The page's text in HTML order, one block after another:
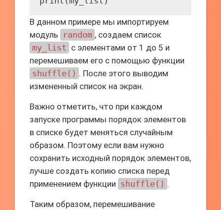
В данном примере мы импортируем
модуль
random , создаем список
my_list с элементами от 1 до 5 и
перемешиваем его с помощью функции
shuffle() . После этого выводим
измененный список на экран.
Важно отметить, что при каждом
запуске программы порядок элементов
в списке будет меняться случайным
образом. Поэтому если вам нужно
сохранить исходный порядок элементов,
лучше создать копию списка перед
применением функции shuffle() .
Таким образом, перемешивание